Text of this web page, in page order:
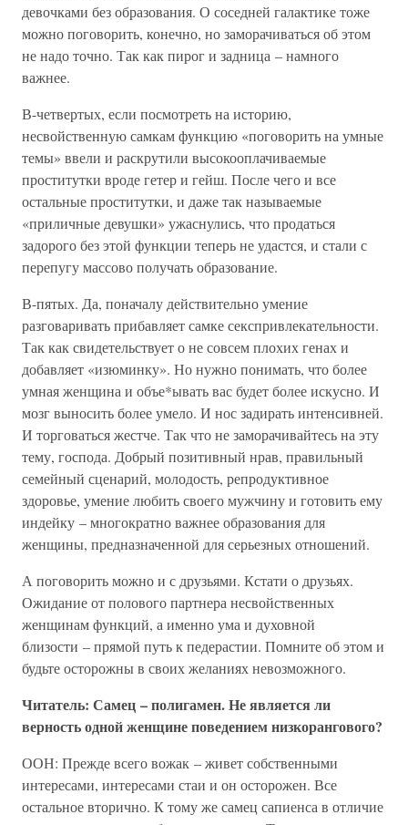
девочками без образования. О соседней галактике тоже
можно поговорить, конечно, но заморачиваться об этом
не надо точно. Так как пирог и задница – намного
важнее.
В-четвертых, если посмотреть на историю,
несвойственную самкам функцию «поговорить на умные
темы» ввели и раскрутили высокооплачиваемые
проститутки вроде гетер и гейш. После чего и все
остальные проститутки, и даже так называемые
«приличные девушки» ужаснулись, что продаться
задорого без этой функции теперь не удастся, и стали с
перепугу массово получать образование.
В-пятых. Да, поначалу действительно умение
разговаривать прибавляет самке секспривлекательности.
Так как свидетельствует о не совсем плохих генах и
добавляет «изюминку». Но нужно понимать, что более
умная женщина и объе*ывать вас будет более искусно. И
мозг выносить более умело. И нос задирать интенсивней.
И торговаться жестче. Так что не заморачивайтесь на эту
тему, господа. Добрый позитивный нрав, правильный
семейный сценарий, молодость, репродуктивное
здоровье, умение любить своего мужчину и готовить ему
индейку – многократно важнее образования для
женщины, предназначенной для серьезных отношений.
А поговорить можно и с друзьями. Кстати о друзьях.
Ожидание от полового партнера несвойственных
женщинам функций, а именно ума и духовной
близости – прямой путь к педерастии. Помните об этом и
будьте осторожны в своих желаниях невозможного.
Читатель: Самец – полигамен. Не является ли
верность одной женщине поведением низкорангового?
ООН: Прежде всего вожак – живет собственными
интересами, интересами стаи и он осторожен. Все
остальное вторично. К тому же самец сапиенса в отличие